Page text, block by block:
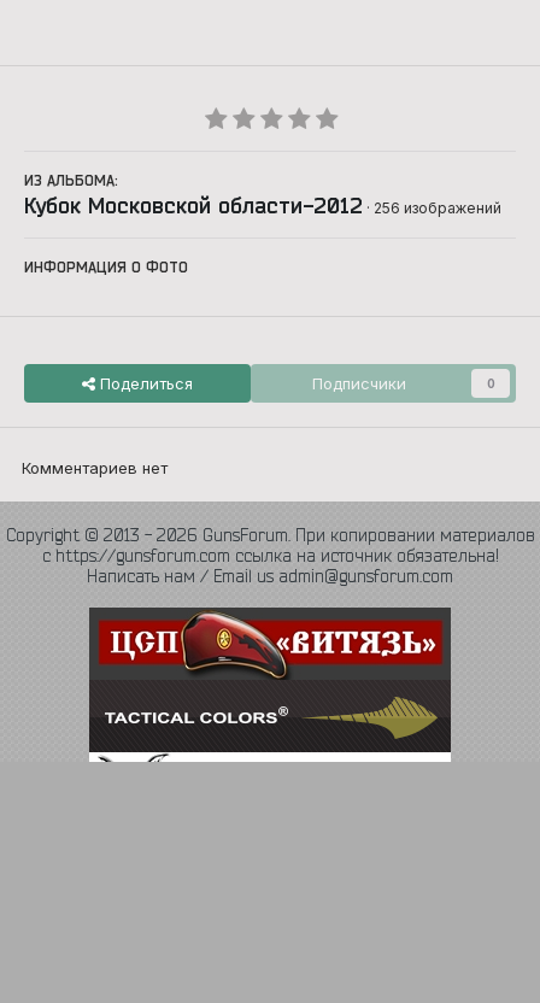
ИЗ АЛЬБОМА:
Кубок Московской области-2012 · 256 изображений
ИНФОРМАЦИЯ О ФОТО
Поделиться Подписчики 0
Комментариев нет
Copyright © 2013 - 2026 GunsForum. При копировании материалов
с https://gunsforum.com ссылка на источник обязательна!
Написать нам / Email us admin@gunsforum.com